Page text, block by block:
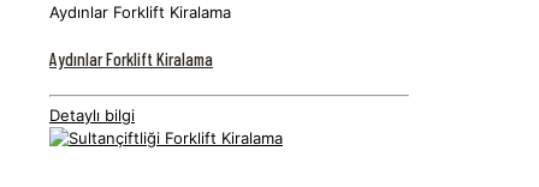
Aydınlar Forklift Kiralama
Aydınlar Forklift Kiralama
Detaylı bilgi